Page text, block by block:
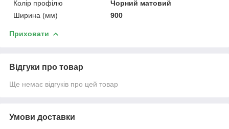
Колір профілю
Чорний матовий
Ширина (мм)
900
Приховати
Відгуки про товар
Ще немає відгуків про цей товар
Умови доставки